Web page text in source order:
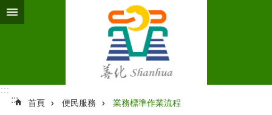
跳到主要內容區塊
:::
:::
首頁 便民服務 業務標準作業流程‭